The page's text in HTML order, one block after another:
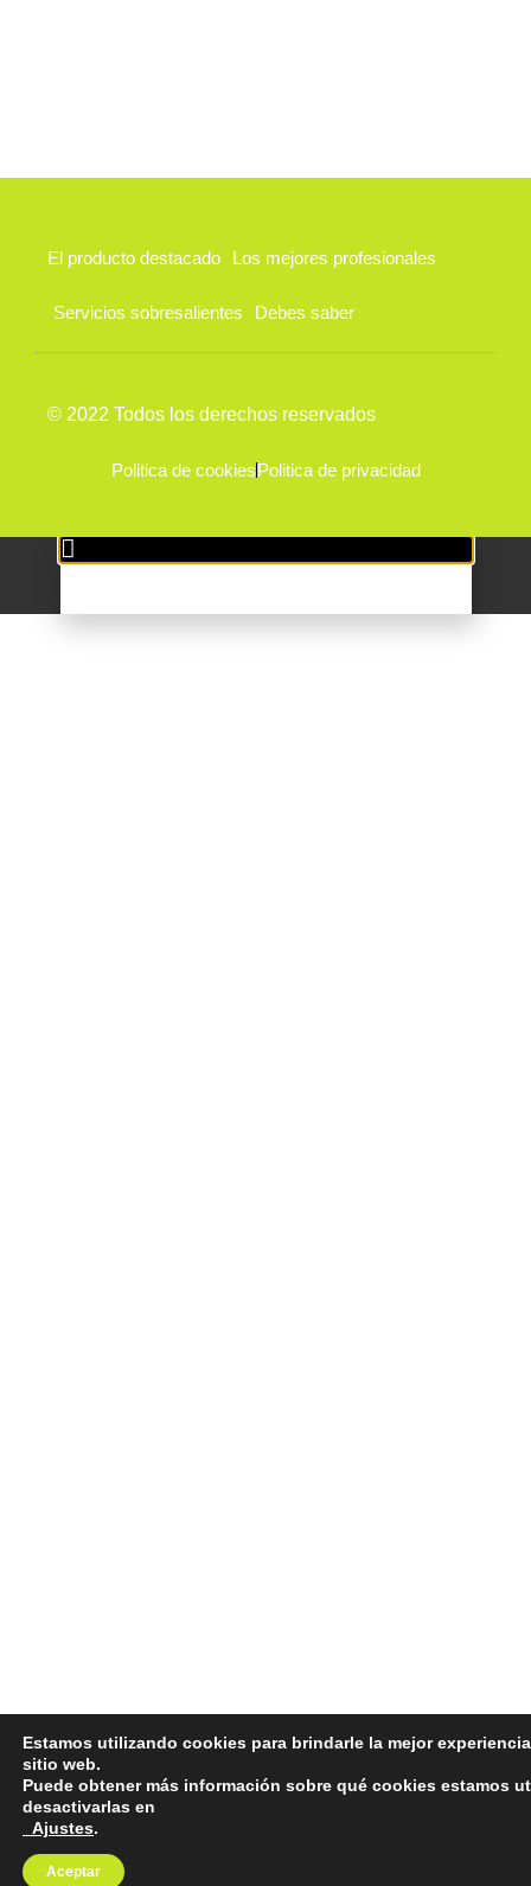
El producto destacado Los mejores profesionales
Servicios sobresalientes Debes saber
© 2022 Todos los derechos reservados
Politica de cookiesPolitica de privacidad
Estamos utilizando cookies para brindarle la mejor
sitio web.
Puede obtener más información sobre qué cookies estamos
desactivarlas en
Ajustes.
Aceptar